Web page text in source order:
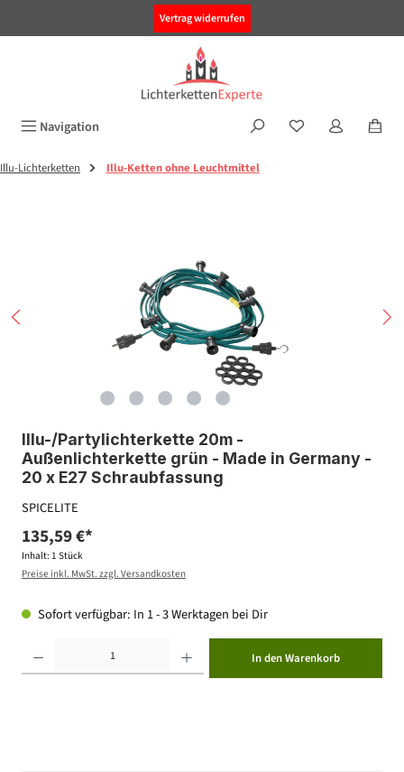
Vertrag widerrufen
Navigation
Illu-Lichterketten Illu-Ketten ohne Leuchtmittel
Illu-/Partylichterkette 20m -
Außenlichterkette grün - Made in Germany -
20 x E27 Schraubfassung
SPICELITE
135,59 €*
Inhalt: 1 Stück
Preise inkl. MwSt. zzgl. Versandkosten
Sofort verfügbar: In 1 - 3 Werktagen bei Dir
In den Warenkorb